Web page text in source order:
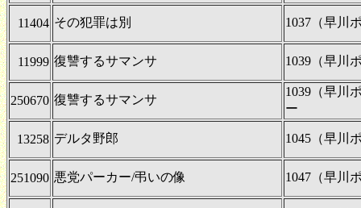
11404 その犯罪は別 1037（早川
11999 復讐するサマンサ 1039（早川
250670 復讐するサマンサ
1039（早川
ー
13258 デルタ野郎 1045（早川
251090 悪党パーカー/弔いの像 1047（早川